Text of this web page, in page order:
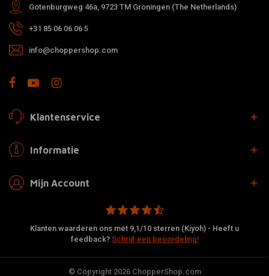
Gotenburgweg 46a, 9723 TM Groningen (The Netherlands)
+31 85 06 06 06 5
info@choppershop.com
Klantenservice
Informatie
Mijn Account
Klanten waarderen ons met 9,1/10 sterren (Kiyoh) - Heeft u
feedback? Schrijf een beoordeling!
© Copyright 2026 ChopperShop.com